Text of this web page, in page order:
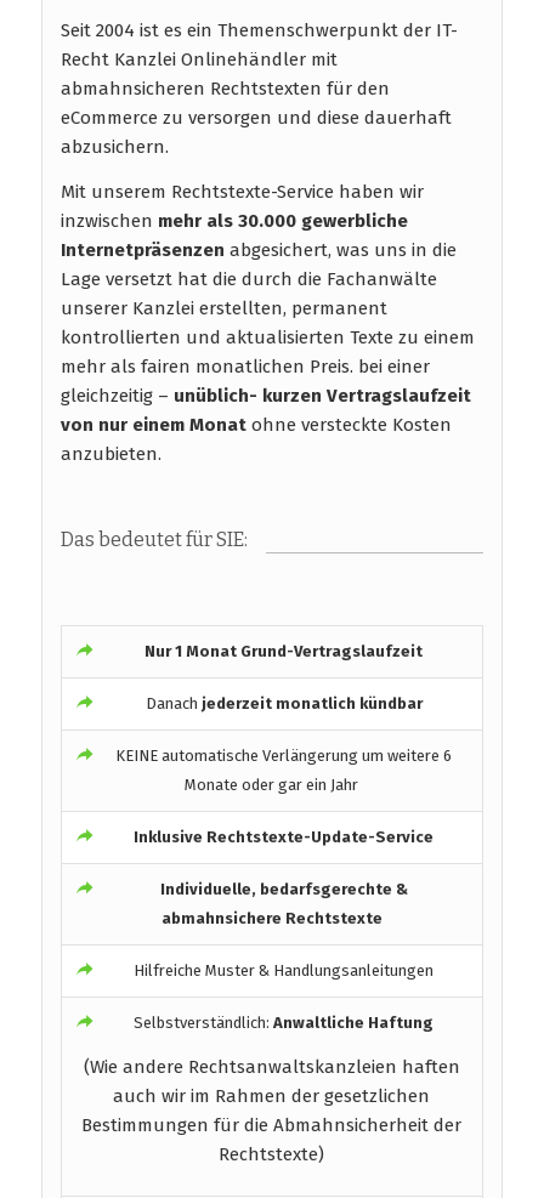
Seit 2004 ist es ein Themenschwerpunkt der IT-
Recht Kanzlei Onlinehändler mit
abmahnsicheren Rechtstexten für den
eCommerce zu versorgen und diese dauerhaft
abzusichern.
Mit unserem Rechtstexte-Service haben wir
inzwischen mehr als 30.000 gewerbliche
Internetpräsenzen abgesichert, was uns in die
Lage versetzt hat die durch die Fachanwälte
unserer Kanzlei erstellten, permanent
kontrollierten und aktualisierten Texte zu einem
mehr als fairen monatlichen Preis. bei einer
gleichzeitig – unüblich- kurzen Vertragslaufzeit
von nur einem Monat ohne versteckte Kosten
anzubieten.
Das bedeutet für SIE:
Nur 1 Monat Grund-Vertragslaufzeit
Danach jederzeit monatlich kündbar
KEINE automatische Verlängerung um weitere 6
Monate oder gar ein Jahr
Inklusive Rechtstexte-Update-Service
Individuelle, bedarfsgerechte &
abmahnsichere Rechtstexte
Hilfreiche Muster & Handlungsanleitungen
Selbstverständlich:Anwaltliche Haftung
(Wie andere Rechtsanwaltskanzleien haften
auch wir im Rahmen der gesetzlichen
Bestimmungen für die Abmahnsicherheit der
Rechtstexte)